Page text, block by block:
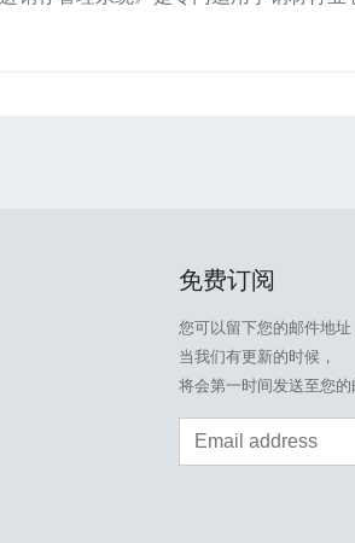
免费订阅
您可以留下您的邮件地址
当我们有更新的时候，
将会第一时间发送至您的